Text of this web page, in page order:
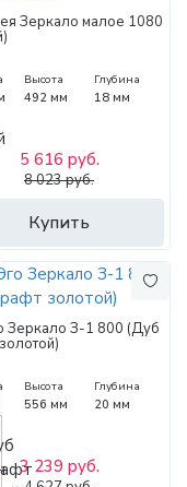
Зеркало малое 1080
Высота
492 мм
Глубина
18 мм
Купить
5 616 руб.
8 023 руб.
Зеркало З-1 800 (Дуб
Высота
556 мм
Глубина
20 мм
3 239 руб.